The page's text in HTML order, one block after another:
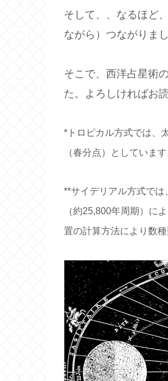
そして、、なるほど、
ながら）つながりまし
そこで、西洋占星術
た。よろしければお
*トロピカル方式では、
（春分点）としていま
**サイデリアル方式で
（約25,800年周期）に
置の計算方法により数